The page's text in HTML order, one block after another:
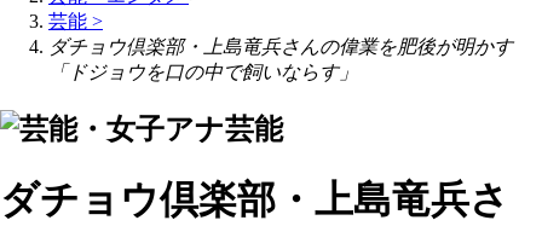
芸能 >
ダチョウ倶楽部・上島竜兵さんの偉業を肥後が明かす
「ドジョウを口の中で飼いならす」
芸能
ダチョウ倶楽部・上島竜兵さ